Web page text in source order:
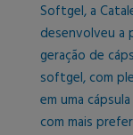
Softgel, a
desenvolveu a
geração de
softgel, com
em uma
com mais